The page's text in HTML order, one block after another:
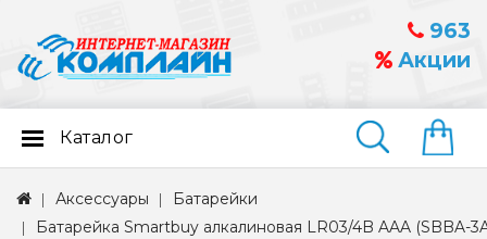
963
Акции
Найти
Каталог
Аксессуары
Батарейки
Батарейка Smartbuy алкалиновая LR03/4B AAA (SBBA-